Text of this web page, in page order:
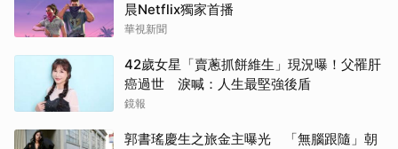
晨Netflix獨家首播
華視新聞
42歲女星「賣蔥抓餅維生」現況曝！父罹肝
癌過世 淚喊：人生最堅強後盾
鏡報
郭書瑤慶生之旅金主曝光 「無腦跟隨」朝